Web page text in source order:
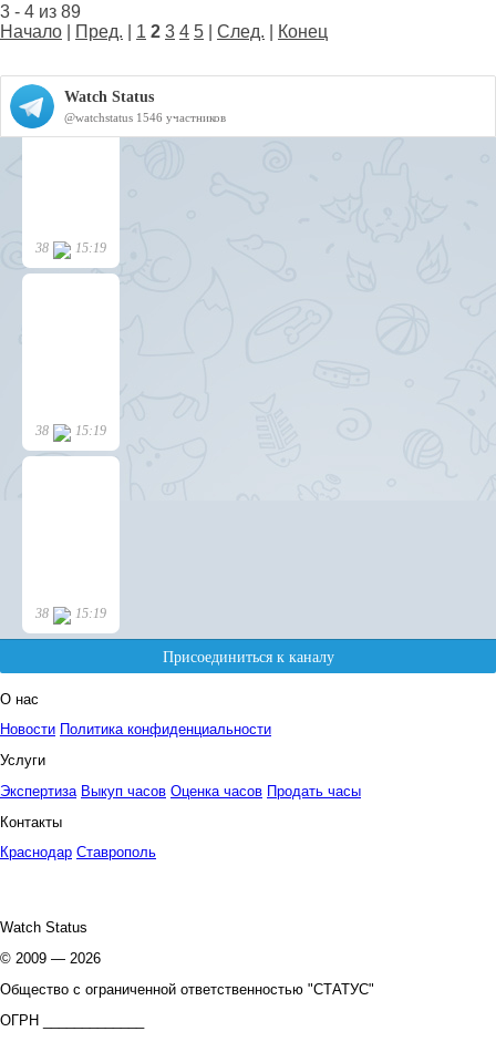
3 - 4 из 89
Начало
Пред. 1 2 3 4 5 След. Конец
О нас
Новости Политика конфиденциальности
Услуги
Экспертиза Выкуп часов Оценка часов Продать часы
Контакты
Краснодар Ставрополь
Watch Status
© 2009 — 2026
Общество с ограниченной ответственностью "СТАТУС"
ОГРН _____________